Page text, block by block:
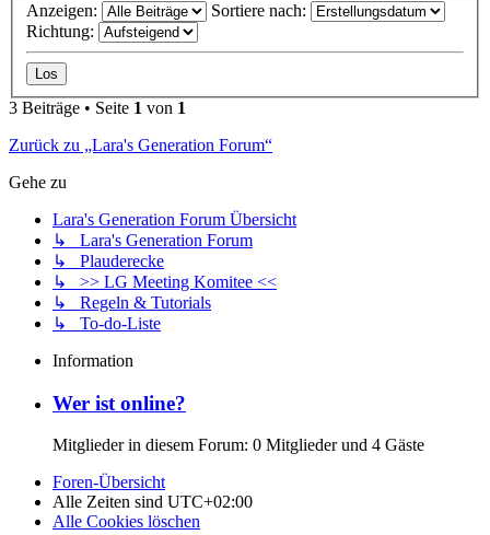
Anzeigen:
Sortiere nach:
Richtung:
3 Beiträge • Seite 1 von 1
Zurück zu „Lara's Generation Forum“
Gehe zu
Lara's Generation Forum Übersicht
↳ Lara's Generation Forum
↳ Plauderecke
↳ >> LG Meeting Komitee <<
↳ Regeln & Tutorials
↳ To-do-Liste
Information
Wer ist online?
Mitglieder in diesem Forum: 0 Mitglieder und 4 Gäste
Foren-Übersicht
Alle Zeiten sind UTC+02:00
Alle Cookies löschen